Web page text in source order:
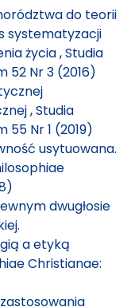
do teorii
systematyzacji
życia,Studia
52 Nr 3 (2016)
,Studia
55 Nr 1 (2019)
usytuowana.
dwugłosie
a etyką
Christianae: